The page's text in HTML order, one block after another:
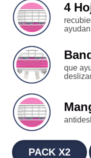
4
que
PACK X2